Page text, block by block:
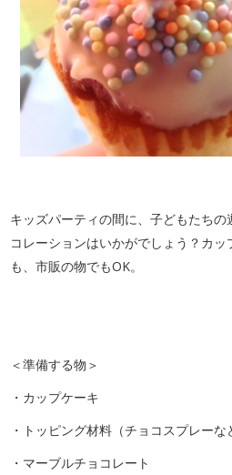
キッズパーティの間に、子どもたち
コレーションはいかがでしょう？カ
も、市販の物でもOK。
＜準備する物＞
・カップケーキ
・トッピング材料（チョコスプレーな
・マーブルチョコレート